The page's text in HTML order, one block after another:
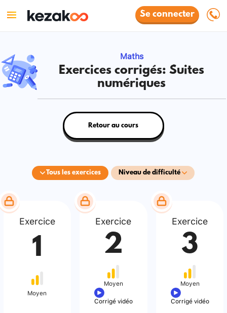
Se connecter
Maths
Exercices corrigés: Suites
numériques
Tous les exercices Niveau de difficulté
Retour au cours
Exercice
1
Moyen
Exercice
2
Moyen
Corrigé vidéo
Exercice
3
Moyen
Corrigé vidéo